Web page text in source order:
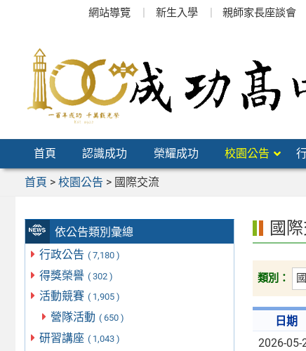
網站導覽 新生入學 親師家長座談會
首頁 認識成功 榮耀成功 校園公告
首頁 > 校園公告 > 國際交流
依公告類別彙總
行政公告 ( 7,180 )
得獎榮譽 ( 302 )
活動競賽 ( 1,905 )
營隊活動 ( 650 )
研習講座 ( 1,043 )
國
類別：
日期
2026-05-